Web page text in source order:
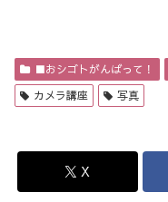
■おシゴトがんばって！
カメラ講座
写真
X